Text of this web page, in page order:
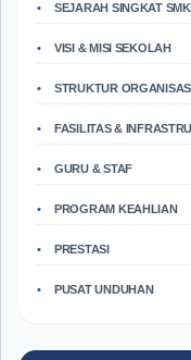
SEJARAH SINGKAT
VISI & MISI SEKOLAH
STRUKTUR
FASILITAS &
GURU & STAF
PROGRAM KEAHLIAN
PRESTASI
PUSAT UNDUHAN